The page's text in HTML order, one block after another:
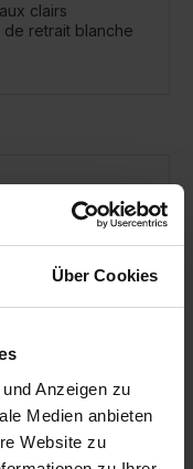
Über Cookies
Anzeigen zu
Medien anbieten
Website zu
clairs
retrait blanche
Dry & Clean